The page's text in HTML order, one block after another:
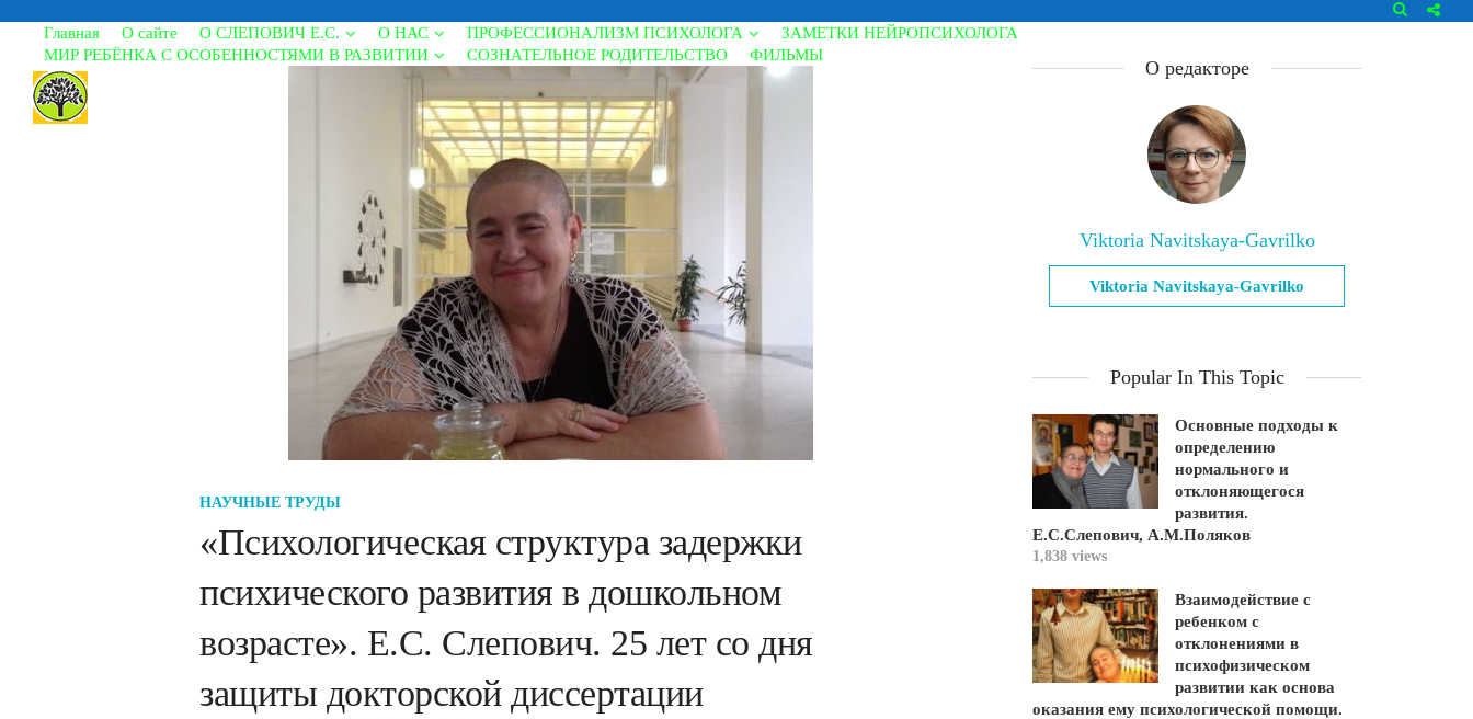
Главная О сайте О СЛЕПОВИЧ Е.С. О НАС ПРОФЕССИОНАЛИЗМ ПСИХОЛОГА
ЗАМЕТКИ НЕЙРОПСИХОЛОГА
МИР РЕБЁНКА С ОСОБЕННОСТЯМИ В РАЗВИТИИ
СОЗНАТЕЛЬНОЕ РОДИТЕЛЬСТВО ФИЛЬМЫ
НАУЧНЫЕ ТРУДЫ
«Психологическая структура задержки
психического развития в дошкольном
возрасте». Е.С. Слепович. 25 лет со дня
защиты докторской диссертации
О редакторе
Viktoria Navitskaya-Gavrilko
Viktoria Navitskaya-Gavrilko
Popular In This Topic
Основные подходы к
определению
нормального и
отклоняющегося
развития.
Е.С.Слепович, А.М.Поляков
1,838 views
Взаимодействие с
ребенком с
отклонениями в
психофизическом
развитии как основа
оказания ему психологической помощи.